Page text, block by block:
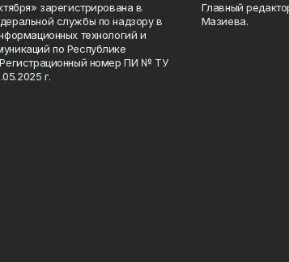
зарегистрирована в
службы по надзору в
технологий и
по Республике
номер ПИ № ТУ
г.
Главный
Мазиева.